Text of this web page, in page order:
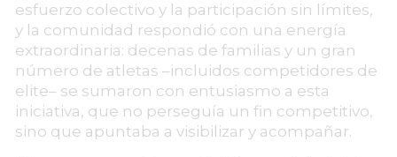
esfuerzo colectivo y la participación sin límites,
y la comunidad respondió con una energía
extraordinaria: decenas de familias y un gran
número de atletas –incluidos competidores de
elite– se sumaron con entusiasmo a esta
iniciativa, que no perseguía un fin competitivo,
sino que apuntaba a visibilizar y acompañar.